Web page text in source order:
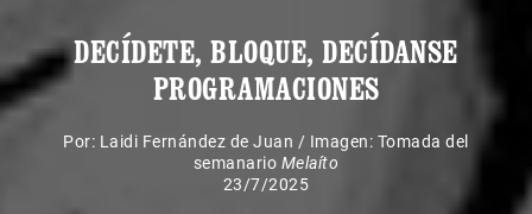
DECÍDETE, BLOQUE, DECÍDANSE
PROGRAMACIONES
Por: Laidi Fernández de Juan / Imagen: Tomada del
semanario Melaíto
23/7/2025